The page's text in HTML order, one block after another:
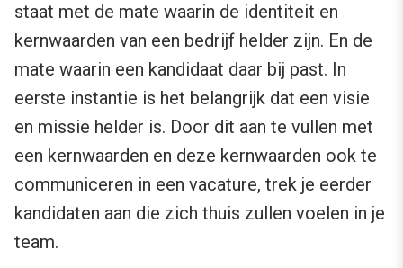
staat met de mate waarin de identiteit en
kernwaarden van een bedrijf helder zijn. En de
mate waarin een kandidaat daar bij past. In
eerste instantie is het belangrijk dat een visie
en missie helder is. Door dit aan te vullen met
een kernwaarden en deze kernwaarden ook te
communiceren in een vacature, trek je eerder
kandidaten aan die zich thuis zullen voelen in je
team.